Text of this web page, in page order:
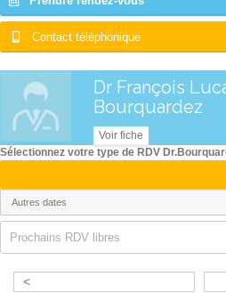
16h30
16h45
17h00
17h15
17h30
17h45
Contact téléphonique
Dr François
Bourquardez
Voir fiche
<
Sélectionnez votre type de RDV
Prochains RDV libres